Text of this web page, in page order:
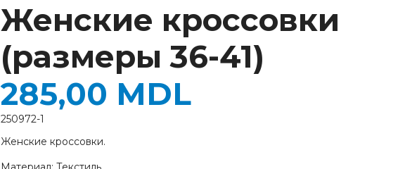
Женские кроссовки
(размеры 36-41)
Женские кроссовки.
285,00 MDL
кроссовки
(размеры
41)
250972-1